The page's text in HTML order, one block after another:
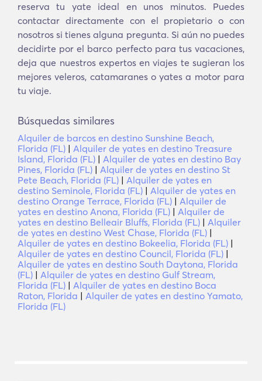
reserva tu yate ideal en unos minutos. Puedes
contactar directamente con el propietario o con
nosotros si tienes alguna pregunta. Si aún no puedes
decidirte por el barco perfecto para tus vacaciones,
deja que nuestros expertos en viajes te sugieran los
mejores veleros, catamaranes o yates a motor para
tu viaje.
Búsquedas similares
Alquiler de barcos en destino Sunshine Beach,
Florida (FL) | Alquiler de yates en destino Treasure
Island, Florida (FL) | Alquiler de yates en destino Bay
Pines, Florida (FL) | Alquiler de yates en destino St
Pete Beach, Florida (FL) | Alquiler de yates en
destino Seminole, Florida (FL) | Alquiler de yates en
destino Orange Terrace, Florida (FL) | Alquiler de
yates en destino Anona, Florida (FL) | Alquiler de
yates en destino Belleair Bluffs, Florida (FL) | Alquiler
de yates en destino West Chase, Florida (FL) |
Alquiler de yates en destino Bokeelia, Florida (FL) |
Alquiler de yates en destino Council, Florida (FL) |
Alquiler de yates en destino South Daytona, Florida
(FL) | Alquiler de yates en destino Gulf Stream,
Florida (FL) | Alquiler de yates en destino Boca
Raton, Florida | Alquiler de yates en destino Yamato,
Florida (FL)